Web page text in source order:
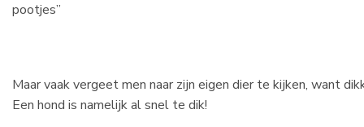
pootjes”
Maar vaak vergeet men naar zijn eigen dier te kijken, want
Een hond is namelijk al snel te dik!